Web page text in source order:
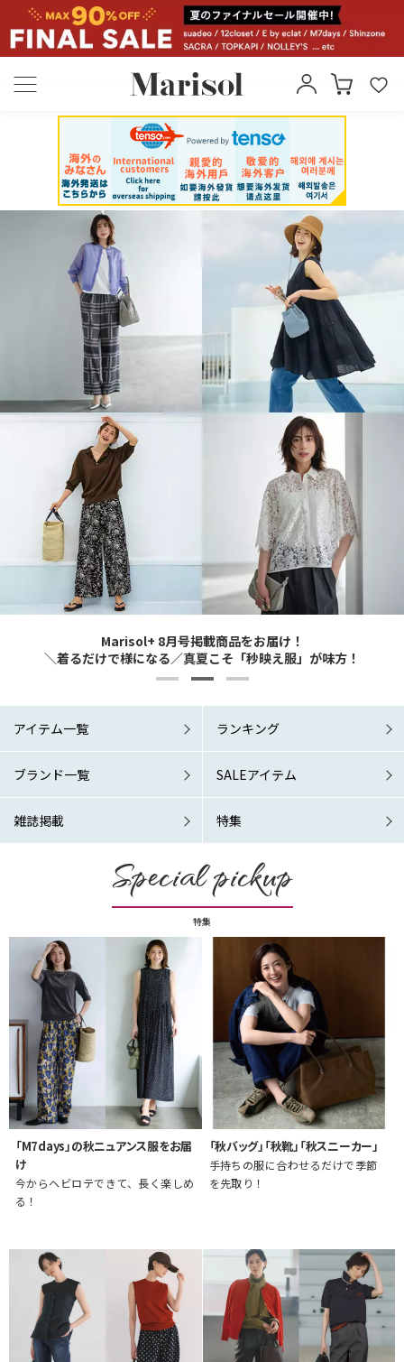
6/1 Mon. RELEASE！
どんなシーンでも涼やか＆素敵に 夏の洗練ワードローブこそマスト！
Marisol+ 9・10月号掲載商品をお届け！
「涼しい秋服」が欲しい！
Marisol+ 8月号掲載商品をお届け！
＼着るだけで様になる／真夏こそ「秒映え服」が味方！
6/1 Mon. RELEASE！
どんなシーンでも涼やか＆素敵に 夏の洗練ワードローブこそマスト！
Marisol+ 9・10月号掲載商品をお届け！
「涼しい秋服」が欲しい！
アイテム一覧 ランキング
ブランド一覧 SALEアイテム
雑誌掲載 特集
Special pickup
特集
「M7days」の秋ニュアンス服をお届
け
今からヘビロテできて、長く楽しめ
る！
「秋バッグ」「秋靴」「秋スニーカー」
手持ちの服に合わせるだけで季節
を先取り！